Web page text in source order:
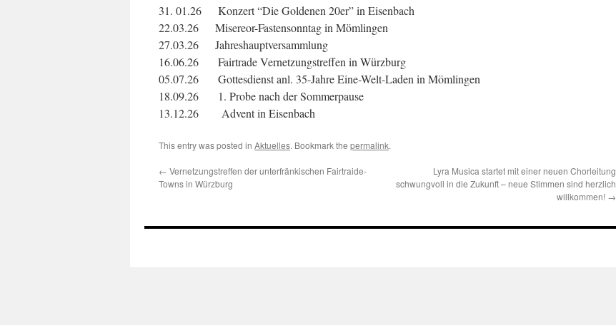
31. 01.26 Konzert “Die Goldenen 20er” in Eisenbach
22.03.26 Misereor-Fastensonntag in Mömlingen
27.03.26 Jahreshauptversammlung
16.06.26 Fairtrade Vernetzungstreffen in Würzburg
05.07.26 Gottesdienst anl. 35-Jahre Eine-Welt-Laden in Mömlingen
18.09.26 1. Probe nach der Sommerpause
13.12.26 Advent in Eisenbach
This entry was posted in Aktuelles. Bookmark the permalink.
← Vernetzungstreffen der unterfränkischen Fairtraide-
Towns in Würzburg
Lyra Musica startet mit einer neuen Chorleitung
schwungvoll in die Zukunft – neue Stimmen sind herzlich
willkommen! →